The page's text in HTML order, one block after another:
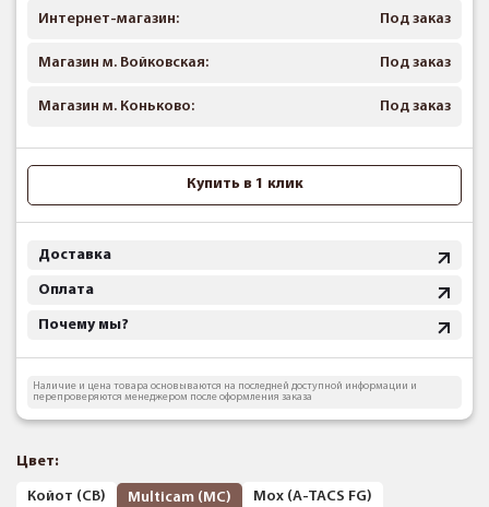
Интернет-магазин: Под заказ
Магазин м. Войковская: Под заказ
Магазин м. Коньково: Под заказ
Купить в 1 клик
Доставка
Оплата
Почему мы?
Наличие и цена товара основываются на последней доступной информации и
перепроверяются менеджером после оформления заказа
Цвет:
Койот (CB) Multicam (MC)
Мох (A-TACS FG)